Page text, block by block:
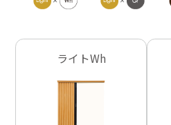
ライトWh